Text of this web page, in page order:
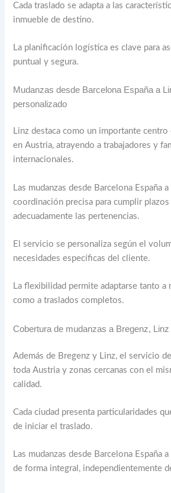
Cada traslado se adapta a las
inmueble de destino.
La planificación logística es clave para
puntual y segura.
Mudanzas desde Barcelona España a
personalizado
Linz destaca como un importante centro
en Austria, atrayendo a trabajadores y
internacionales.
Las mudanzas desde Barcelona España
coordinación precisa para cumplir
adecuadamente las pertenencias.
El servicio se personaliza según el
necesidades específicas del cliente.
La flexibilidad permite adaptarse tanto a
como a traslados completos.
Cobertura de mudanzas a Bregenz,
Además de Bregenz y Linz, el servicio
toda Austria y zonas cercanas con el
calidad.
Cada ciudad presenta particularidades
de iniciar el traslado.
Las mudanzas desde Barcelona España
de forma integral, independientemente